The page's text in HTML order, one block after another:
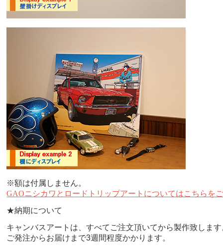
※額は付属しません。
GAOニシカワとロードトリップアートについてはこちらを
★納期について
キャンバスアートは、すべてご注文頂いてから製作致しま
ご発注からお届けまで3週間程度かかります。